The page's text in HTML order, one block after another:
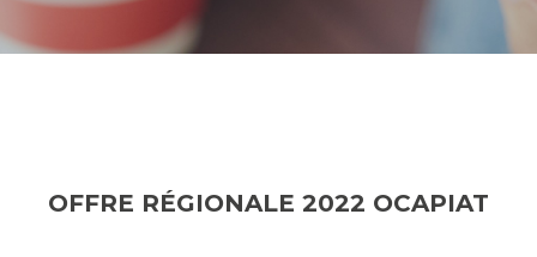
OFFRE RÉGIONALE 2022 OCAPIAT